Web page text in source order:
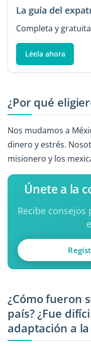
La guía del
Completa y gratuita
Léela ahora
¿Por qué
Nos mudamos a
dinero y estrés.
misionero y los
Únete a la
Recibe
¿Cómo fueron
país? ¿Fue
adaptación a